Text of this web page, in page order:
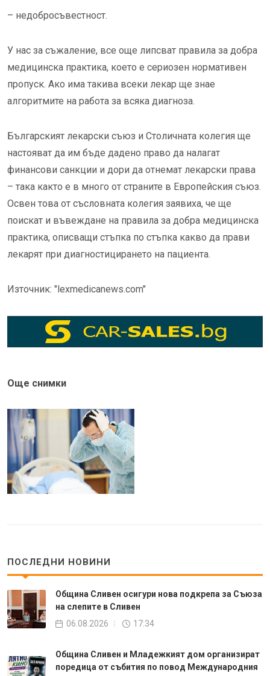
– недобросъвестност.
У нас за съжаление, все още липсват правила за добра
медицинска практика, което е сериозен нормативен
пропуск. Ако има такива всеки лекар ще знае
алгоритмите на работа за всяка диагноза.
Българският лекарски съюз и Столичната колегия ще
настояват да им бъде дадено право да налагат
финансови санкции и дори да отнемат лекарски права
– така както е в много от страните в Европейския съюз.
Освен това от съсловната колегия заявиха, че ще
поискат и въвеждане на правила за добра медицинска
практика, описващи стъпка по стъпка какво да прави
лекарят при диагностицирането на пациента.
Източник: "lexmedicanews.com"
Още снимки
ПОСЛЕДНИ НОВИНИ
Община Сливен осигури нова подкрепа за Съюза
на слепите в Сливен
06.08.2026
17:34
Община Сливен и Младежкият дом организират
поредица от събития по повод Международния